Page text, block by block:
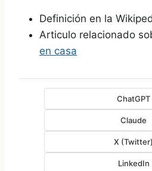
Definición en la
Articulo relacionado
en casa
ChatGPT
Claude
X (Twitter)
LinkedIn